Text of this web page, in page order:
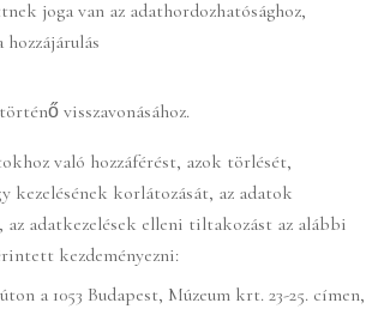
joga van az adathordozhatósághoz,
visszavonásához.
való hozzáférést, azok törlését,
kezelésének korlátozását, az adatok
az adatkezelések elleni tiltakozást az alábbi
kezdeményezni:
a 1053 Budapest, Múzeum krt. 23-25. címen,